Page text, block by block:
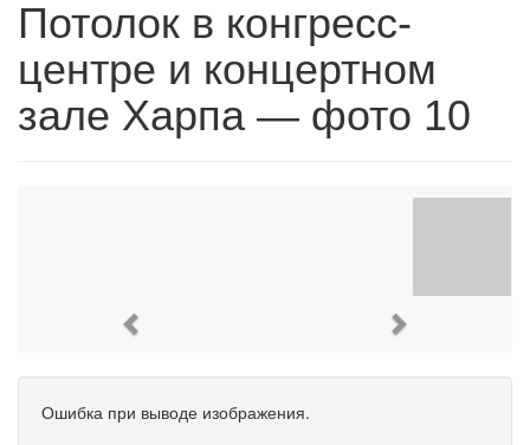
Потолок в конгресс-
центре и концертном
зале Харпа — фото 10
Ошибка при выводе изображения.